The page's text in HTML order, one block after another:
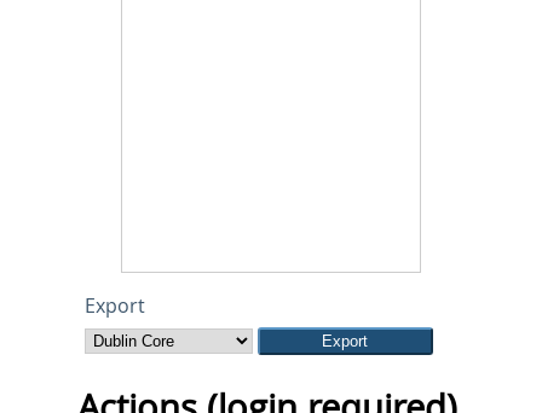
Export